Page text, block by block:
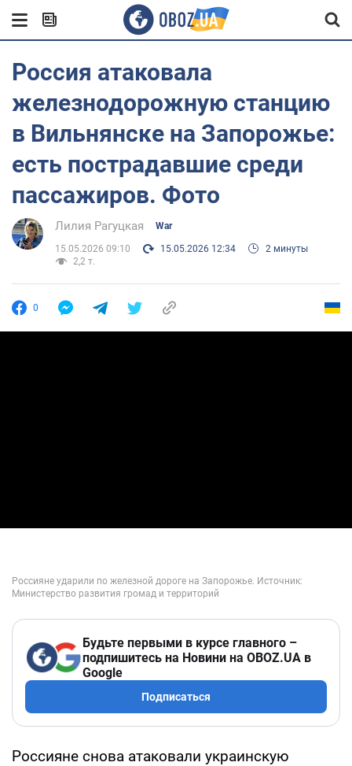
Россия атаковала
железнодорожную станцию
в Вильнянске на Запорожье:
есть пострадавшие среди
пассажиров. Фото
Лилия Рагуцкая War
15.05.2026 09:10 15.05.2026 12:34
2 минуты
2,2 т.
0
Будьте первыми в курсе главного –
подпишитесь на Новини на OBOZ.UA в
Google
Подписаться
Россияне снова атаковали украинскую